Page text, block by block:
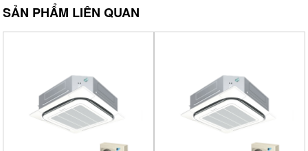
SẢN PHẨM LIÊN QUAN